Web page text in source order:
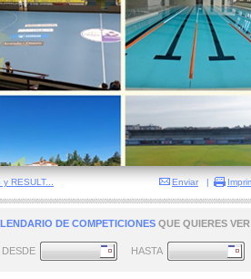
RESULT... Enviar |
DE COMPETICIONES QUE QUIERES
DESDE HASTA